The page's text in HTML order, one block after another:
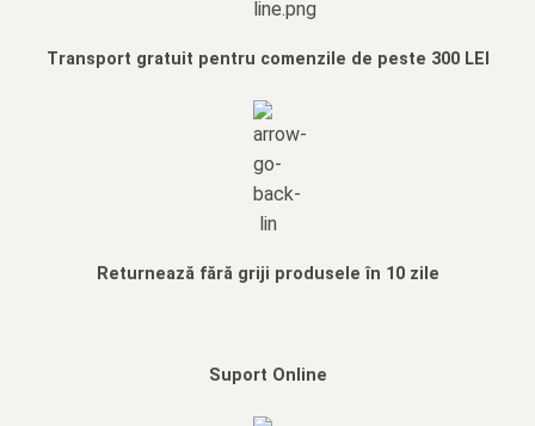
Transport gratuit pentru comenzile de peste 300 LEI
Returnează fără griji produsele în 10 zile
Suport Online